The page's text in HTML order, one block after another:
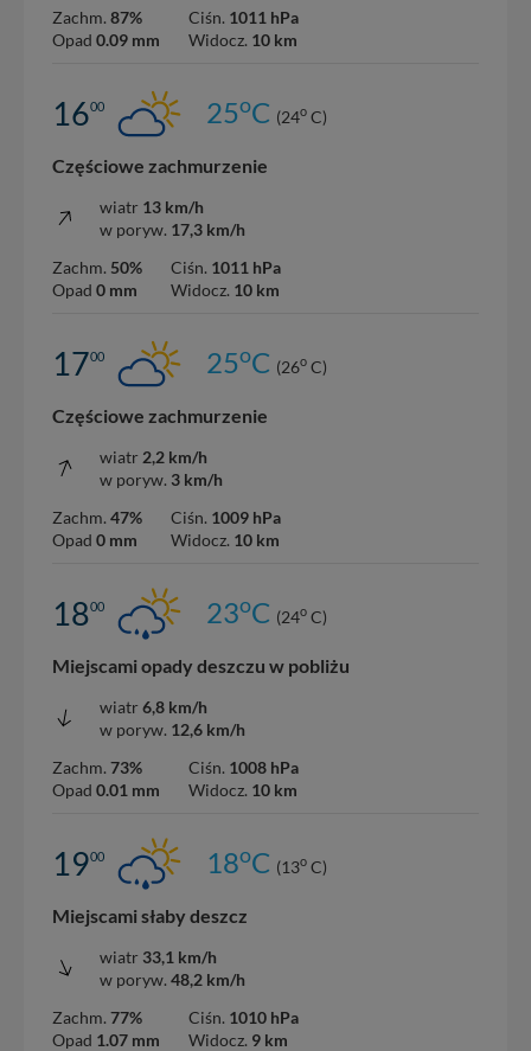
Zachm. 87%
Opad 0.09 mm
Ciśn. 1011 hPa
Widocz. 10 km
1600 25oC (24o C)
Częściowe zachmurzenie
wiatr 13 km/h
w poryw. 17,3 km/h
Zachm. 50%
Opad 0 mm
Ciśn. 1011 hPa
Widocz. 10 km
1700 25oC (26o C)
Częściowe zachmurzenie
wiatr 2,2 km/h
w poryw. 3 km/h
Zachm. 47%
Opad 0 mm
Ciśn. 1009 hPa
Widocz. 10 km
1800 23oC (24o C)
Miejscami opady deszczu w pobliżu
wiatr 6,8 km/h
w poryw. 12,6 km/h
Zachm. 73%
Opad 0.01 mm
Ciśn. 1008 hPa
Widocz. 10 km
1900 18oC (13o C)
Miejscami słaby deszcz
wiatr 33,1 km/h
w poryw. 48,2 km/h
Zachm. 77%
Opad 1.07 mm
Ciśn. 1010 hPa
Widocz. 9 km